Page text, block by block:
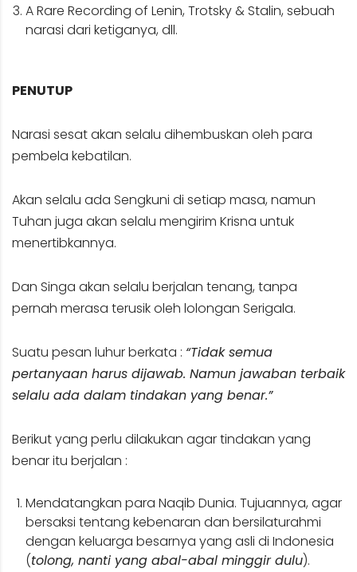
A Rare Recording of Lenin, Trotsky & Stalin, sebuah
narasi dari ketiganya, dll.
PENUTUP
Narasi sesat akan selalu dihembuskan oleh para
pembela kebatilan.
Akan selalu ada Sengkuni di setiap masa, namun
Tuhan juga akan selalu mengirim Krisna untuk
menertibkannya.
Dan Singa akan selalu berjalan tenang, tanpa
pernah merasa terusik oleh lolongan Serigala.
Suatu pesan luhur berkata : “Tidak semua
pertanyaan harus dijawab. Namun jawaban terbaik
selalu ada dalam tindakan yang benar.”
Berikut yang perlu dilakukan agar tindakan yang
benar itu berjalan :
Mendatangkan para Naqib Dunia. Tujuannya, agar
bersaksi tentang kebenaran dan bersilaturahmi
dengan keluarga besarnya yang asli di Indonesia
(tolong, nanti yang abal-abal minggir dulu).